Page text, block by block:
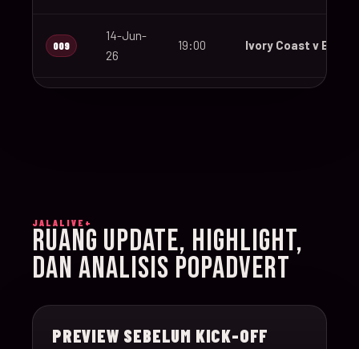
009
14-Jun-
26
19:00 Ivory Coast v
012
14-Jun-
26
20:00 Sweden v Tunisia
26
JALALIVE+
RUANG UPDATE, HIGHLIGHT,
DAN ANALISIS POPADVERT
PREVIEW SEBELUM KICK-OFF